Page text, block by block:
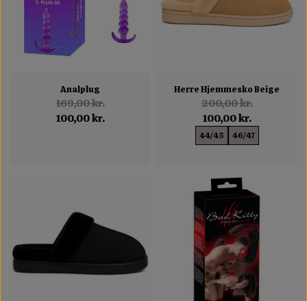
Analplug
169,00 kr.
100,00 kr.
Herre Hjemmesko Beige
200,00 kr.
100,00 kr.
44/45 46/47